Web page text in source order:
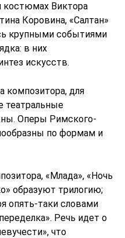
костюмах Виктора
Коровина, «Салтан»
крупными событиями
в них
искусств.
композитора, для
театральные
Оперы Римского-
по формам и
«Млада», «Ночь
образуют трилогию;
опять-таки словами
Речь идет о
что